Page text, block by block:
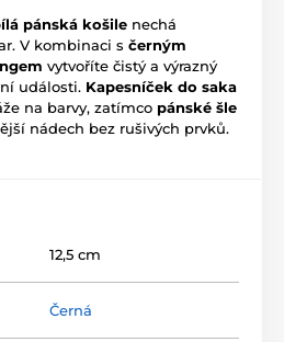
pánská košile nechá
V kombinaci s černým
vytvoříte čistý a výrazný
události. Kapesníček do saka
na barvy, zatímco pánské šle
nádech bez rušivých prvků.
12,5 cm
Černá